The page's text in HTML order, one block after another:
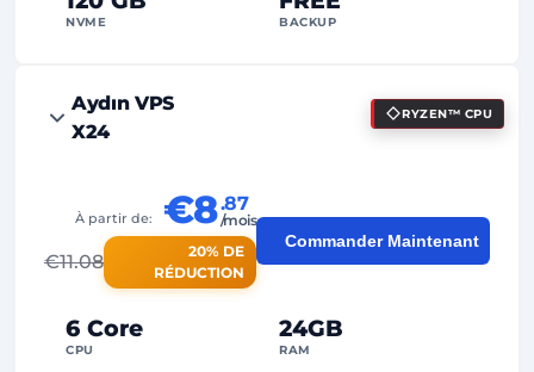
NVME BACKUP
99%
2 Points de sauvegarde
24/7
Support expert
Aydın VPS
X24
RYZEN™ CPU
6 Core
CPU
24GB
RAM
À partir de: €8.87
/mois
€11.08
20% DE
RÉDUCTION
Commander Maintenant